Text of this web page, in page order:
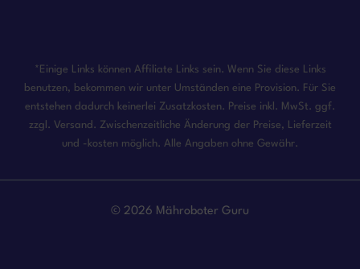
*Einige Links können Affiliate Links sein. Wenn Sie diese Links
benutzen, bekommen wir unter Umständen eine Provision. Für Sie
entstehen dadurch keinerlei Zusatzkosten. Preise inkl. MwSt. ggf.
zzgl. Versand. Zwischenzeitliche Änderung der Preise, Lieferzeit
und -kosten möglich. Alle Angaben ohne Gewähr.
© 2026 Mähroboter Guru